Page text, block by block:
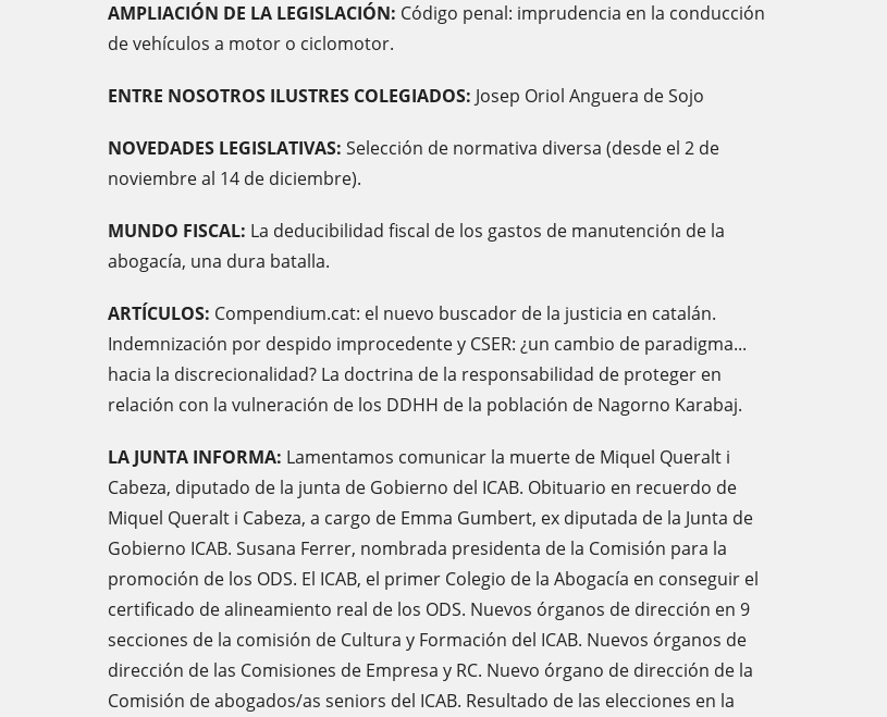
AMPLIACIÓN DE LA LEGISLACIÓN: Código penal: imprudencia en la conducción
de vehículos a motor o ciclomotor.
ENTRE NOSOTROS ILUSTRES COLEGIADOS: Josep Oriol Anguera de Sojo
NOVEDADES LEGISLATIVAS: Selección de normativa diversa (desde el 2 de
noviembre al 14 de diciembre).
MUNDO FISCAL: La deducibilidad fiscal de los gastos de manutención de la
abogacía, una dura batalla.
ARTÍCULOS: Compendium.cat: el nuevo buscador de la justicia en catalán.
Indemnización por despido improcedente y CSER: ¿un cambio de paradigma...
hacia la discrecionalidad? La doctrina de la responsabilidad de proteger en
relación con la vulneración de los DDHH de la población de Nagorno Karabaj.
LA JUNTA INFORMA: Lamentamos comunicar la muerte de Miquel Queralt i
Cabeza, diputado de la junta de Gobierno del ICAB. Obituario en recuerdo de
Miquel Queralt i Cabeza, a cargo de Emma Gumbert, ex diputada de la Junta de
Gobierno ICAB. Susana Ferrer, nombrada presidenta de la Comisión para la
promoción de los ODS. El ICAB, el primer Colegio de la Abogacía en conseguir el
certificado de alineamiento real de los ODS. Nuevos órganos de dirección en 9
secciones de la comisión de Cultura y Formación del ICAB. Nuevos órganos de
dirección de las Comisiones de Empresa y RC. Nuevo órgano de dirección de la
Comisión de abogados/as seniors del ICAB. Resultado de las elecciones en la